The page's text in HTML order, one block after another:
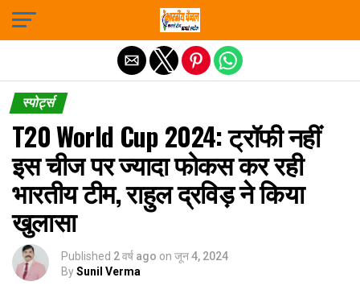
स्पोर्ट्स
T20 World Cup 2024: ट्रॉफी नहीं
इस चीज पर ज्यादा फोकस कर रही
भारतीय टीम, राहुल द्रविड़ ने किया
खुलासा
Published 2 वर्ष ago on जून 4, 2024
BySunil Verma
Exit mobile version